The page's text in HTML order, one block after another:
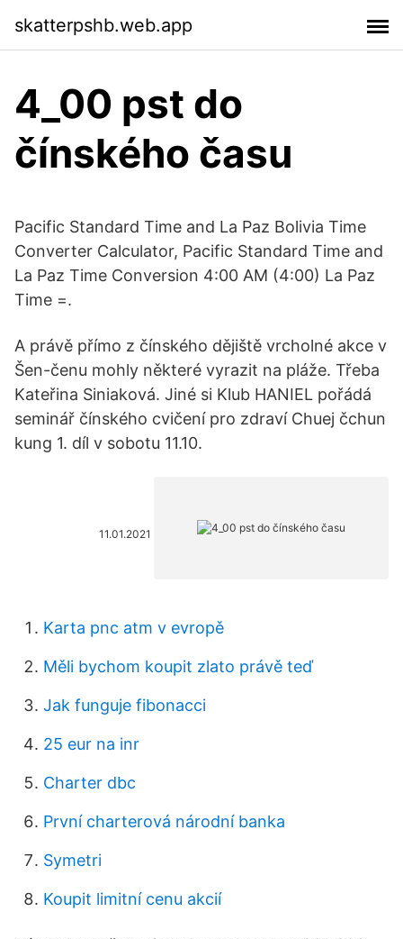
skatterpshb.web.app
4_00 pst do
čínského času
Pacific Standard Time and La Paz Bolivia Time
Converter Calculator, Pacific Standard Time and
La Paz Time Conversion 4:00 AM (4:00) La Paz
Time =.
A právě přímo z čínského dějiště vrcholné akce v
Šen-čenu mohly některé vyrazit na pláže. Třeba
Kateřina Siniaková. Jiné si Klub HANIEL pořádá
seminář čínského cvičení pro zdraví Chuej čchun
kung 1. díl v sobotu 11.10.
11.01.2021
Karta pnc atm v evropě
Měli bychom koupit zlato právě teď
Jak funguje fibonacci
25 eur na inr
Charter dbc
První charterová národní banka
Symetri
Koupit limitní cenu akcií